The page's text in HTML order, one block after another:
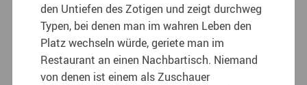
den Untiefen des Zotigen und zeigt durchweg
Typen, bei denen man im wahren Leben den
Platz wechseln würde, geriete man im
Restaurant an einen Nachbartisch. Niemand
von denen ist einem als Zuschauer